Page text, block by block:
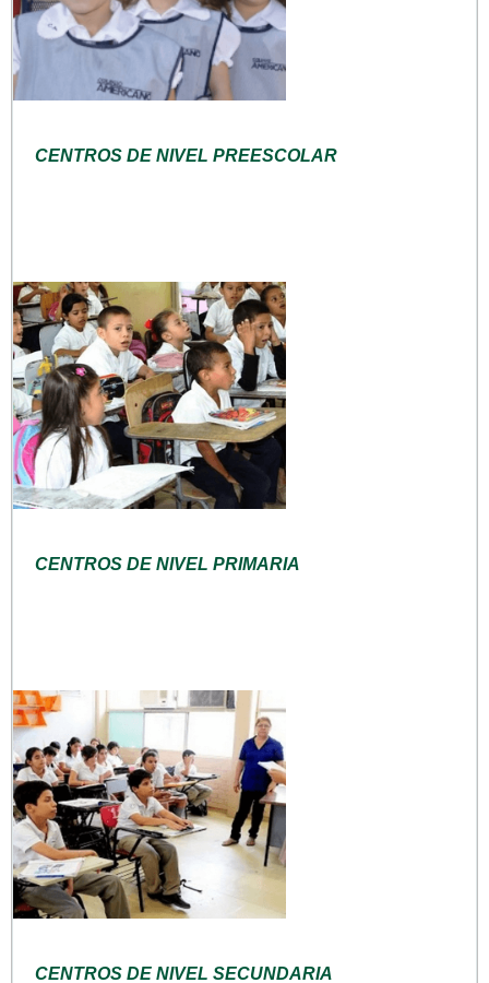
CENTROS DE NIVEL PREESCOLAR
CENTROS DE NIVEL PRIMARIA
CENTROS DE NIVEL SECUNDARIA